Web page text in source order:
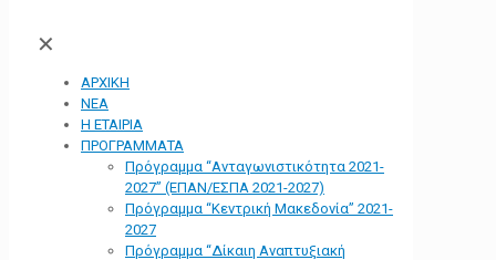
✕
ΑΡΧΙΚΗ
ΝΕΑ
Η ΕΤΑΙΡΙΑ
ΠΡΟΓΡΑΜΜΑΤΑ
Πρόγραμμα “Ανταγωνιστικότητα 2021-
2027” (ΕΠΑΝ/ΕΣΠΑ 2021-2027)
Πρόγραμμα “Κεντρική Μακεδονία” 2021-
2027
Πρόγραμμα “Δίκαιη Αναπτυξιακή